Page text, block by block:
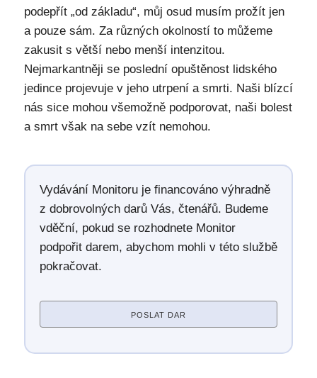
podepřít „od základu“, můj osud musím prožít jen
a pouze sám. Za různých okolností to můžeme
zakusit s větší nebo menší intenzitou.
Nejmarkantněji se poslední opuštěnost lidského
jedince projevuje v jeho utrpení a smrti. Naši blízcí
nás sice mohou všemožně podporovat, naši bolest
a smrt však na sebe vzít nemohou.
Vydávání Monitoru je financováno výhradně
z dobrovolných darů Vás, čtenářů. Budeme
vděční, pokud se rozhodnete Monitor
podpořit darem, abychom mohli v této službě
pokračovat.
POSLAT DAR